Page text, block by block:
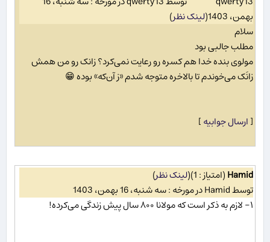
بهمن، 1403
(لینک نظر)
سلام
مطلب جالبی بود
مولوی بنده خدا هم کسره رو رعایت نمی‌کرد؟ زانک رو من همش
زانَک می‌خوندم تا بالاخره متوجه شدم «ز آن‌که» بوده 😁
[ارسال جوابیه]
Hamid(امتیاز : 1) (لینک نظر)
توسط Hamid در مورخه : سه شنبه، 16 بهمن، 1403
۱- لازم به ذکر است که مولانا ۸۰۰ سال پیش زندگی می‌کرده!